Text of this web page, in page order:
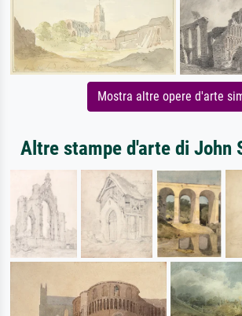
Mostra altre opere d'arte
Altre stampe d'arte di John